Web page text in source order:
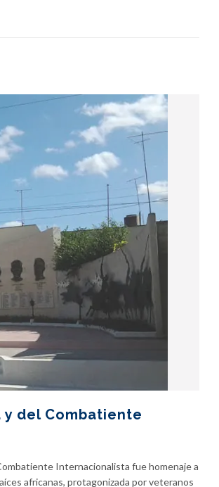
y del Combatiente
Internacionalista fue homenaje a
africanas, protagonizada por veteranos